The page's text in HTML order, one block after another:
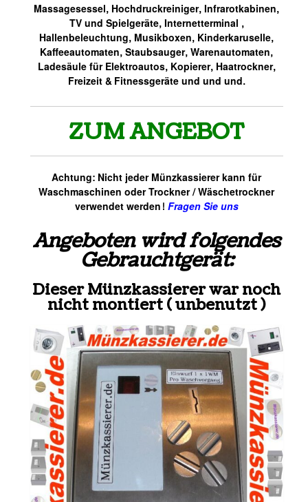
Massagesessel, Hochdruckreiniger, Infrarotkabinen,
TV und Spielgeräte, Internetterminal ,
Hallenbeleuchtung, Musikboxen, Kinderkaruselle,
Kaffeeautomaten, Staubsauger, Warenautomaten,
Ladesäule für Elektroautos, Kopierer, Haatrockner,
Freizeit & Fitnessgeräte und und und.
ZUM ANGEBOT
Achtung: Nicht jeder Münzkassierer kann für
Waschmaschinen oder Trockner / Wäschetrockner
verwendet werden! Fragen Sie uns
Angeboten wird folgendes
Gebrauchtgerät:
Dieser Münzkassierer war noch
nicht montiert ( unbenutzt )